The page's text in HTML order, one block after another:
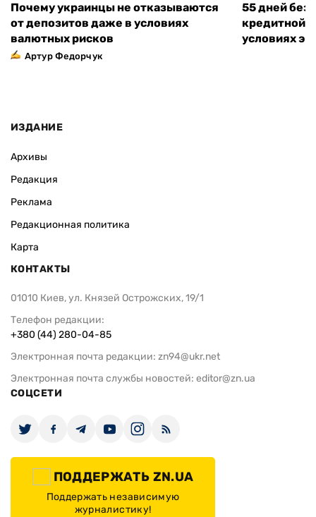
Почему украинцы не отказываются
от депозитов даже в условиях
валютных рисков
Артур Федорчук
55 дней без
кредитной
условиях
ИЗДАНИЕ
Архивы
Редакция
Реклама
Редакционная политика
Карта
КОНТАКТЫ
01010 Киев, ул. Князей Острожских, 19/1
Телефон редакции:
+380 (44) 280-04-85
Электронная почта редакции: zn94@ukr.net
Электронная почта службы новостей: editor@zn.ua
СОЦСЕТИ
ПОДДЕРЖАТЬ ZN.UA
Поддержать независимую
журналистику!